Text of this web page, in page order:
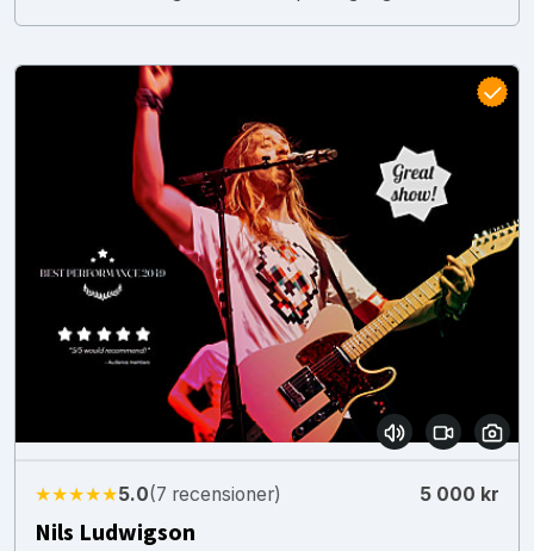
★★★★★5.0(7 recensioner) 5 000 kr
Nils Ludwigson